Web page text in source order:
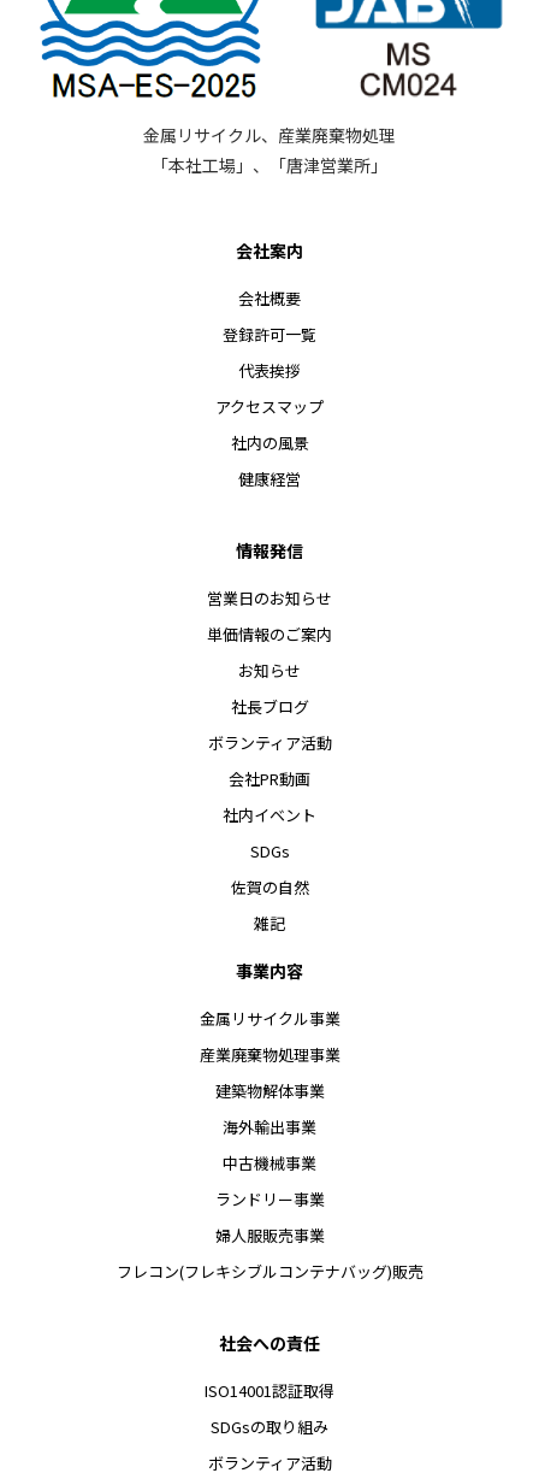
金属リサイクル、産業廃棄物処理
「本社工場」、「唐津営業所」
会社案内
会社概要
登録許可一覧
代表挨拶
アクセスマップ
社内の風景
健康経営
情報発信
営業日のお知らせ
単価情報のご案内
お知らせ
社長ブログ
ボランティア活動
会社PR動画
社内イベント
SDGs
佐賀の自然
雑記
事業内容
金属リサイクル事業
産業廃棄物処理事業
建築物解体事業
海外輸出事業
中古機械事業
ランドリー事業
婦人服販売事業
フレコン(フレキシブルコンテナバッグ)販売
社会への責任
ISO14001認証取得
SDGsの取り組み
ボランティア活動